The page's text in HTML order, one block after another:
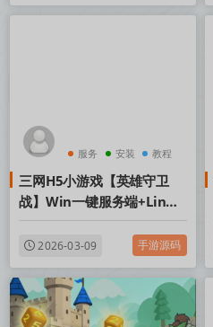
服务 安装 教程
三网H5小游戏【英雄守卫
战】Win一键服务端+Linux
手工服务端+视频架设教程
2026-03-09 手游源码